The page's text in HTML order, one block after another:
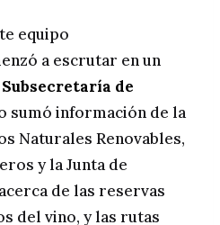
equipo
a escrutar en un
Subsecretaría de
sumó información de la
Naturales Renovables,
y la Junta de
de las reservas
del vino, y las rutas